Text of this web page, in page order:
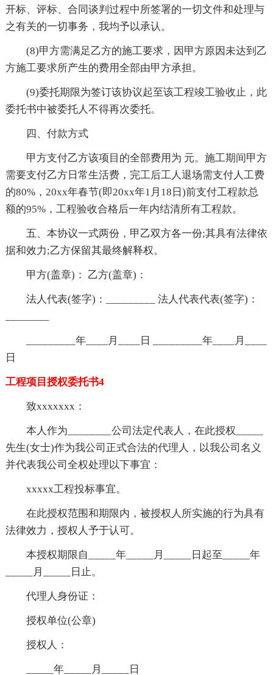
开标、评标、合同谈判过程中所签署的一切文件和处理与
之有关的一切事务，我均予以承认。
(8)甲方需满足乙方的施工要求，因甲方原因未达到乙
方施工要求所产生的费用全部由甲方承担。
(9)委托期限为签订该协议起至该工程竣工验收止，此
委托书中被委托人不得再次委托。
四、付款方式
甲方支付乙方该项目的全部费用为 元。施工期间甲方
需要支付乙方日常生活费，完工后工人退场需支付人工费
的80%，20xx年春节(即20xx年1月18日)前支付工程款总
额的95%，工程验收合格后一年内结清所有工程款。
五、本协议一式两份，甲乙双方各一份;其具有法律依
据和效力;乙方保留其最终解释权。
甲方(盖章)： 乙方(盖章)：
法人代表(签字)：_________ 法人代表代表(签字)：
_________年____月____日 _________年____月____
日
工程项目授权委托书4
致xxxxxxx：
本人作为________公司法定代表人，在此授权_____
先生(女士)作为我公司正式合法的代理人，以我公司名义
并代表我公司全权处理以下事宜：
xxxxx工程投标事宜。
在此授权范围和期限内，被授权人所实施的行为具有
法律效力，授权人予于认可。
本授权期限自_____年_____月_____日起至_____年
_____月_____日止。
代理人身份证：
授权单位(公章)
授权人：
_____年_____月_____日